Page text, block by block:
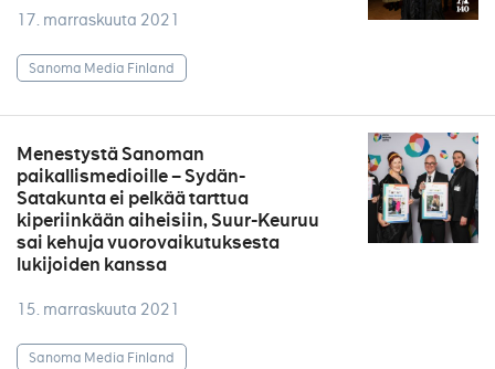
17. marraskuuta 2021
Sanoma Media Finland
Menestystä Sanoman
paikallismedioille – Sydän-
Satakunta ei pelkää tarttua
kiperiinkään aiheisiin, Suur-Keuruu
sai kehuja vuorovaikutuksesta
lukijoiden kanssa
15. marraskuuta 2021
Sanoma Media Finland